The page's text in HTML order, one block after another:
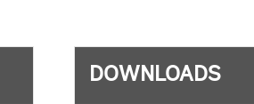
DOWNLOADS